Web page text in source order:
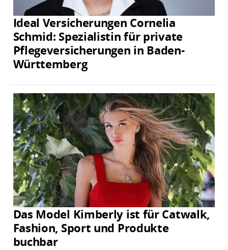
Ideal Versicherungen Cornelia
Schmid: Spezialistin für private
Pflegeversicherungen in Baden-
Württemberg
Das Model Kimberly ist für Catwalk,
Fashion, Sport und Produkte
buchbar